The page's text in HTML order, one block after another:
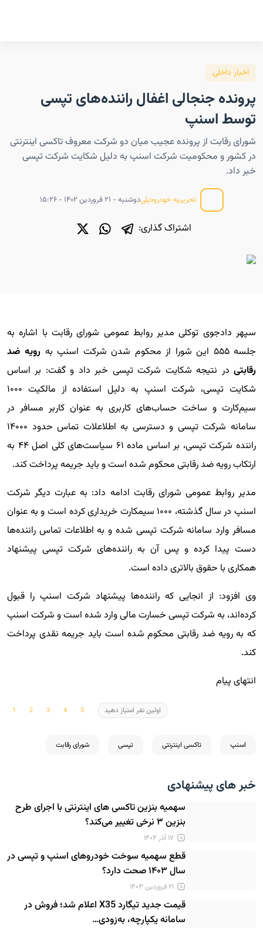
اخبار داخلی
پرونده جنجالی اغفال راننده‌های تپسی
توسط اسنپ
شورای رقابت از پرونده عجیب میان دو شرکت معروف تاکسی اینترنتی
در کشور و محکومیت شرکت اسنپ به دلیل شکایت شرکت تپسی
خبر داد.
تحریریه خودرودیلیدوشنبه - ۲۱ فروردین ۱۴۰۲ - ۱۵:۲۶
اشتراک گذاری:
سپهر دادجوی توکلی مدیر روابط عمومی شورای رقابت با اشاره به
جلسه ۵۵۵ این شورا از محکوم شدن شرکت اسنپ به
رویه ضد
رقابتی در نتیجه شکایت شرکت تپسی خبر داد و گفت: بر اساس
شکایت تپسی، شرکت اسنپ به دلیل استفاده از مالکیت ۱۰۰۰
سیم‌کارت و ساخت حساب‌های کاربری به عنوان کاربر مسافر در
سامانه شرکت تپسی و دسترسی به اطلاعلات تماس حدود ۱۴۰۰۰
راننده شرکت تپسی، بر اساس ماده ۶۱ سیاست‌های کلی اصل ۴۴ به
ارتکاب رویه ضد رقابتی محکوم شده است و باید جریمه پرداخت کند.
مدیر روابط عمومی شورای رقابت ادامه داد: به عبارت دیگر شرکت
اسنپ در سال گذشته، ۱۰۰۰ سیمکارت خریداری کرده است و به عنوان
مسافر وارد سامانه شرکت تپسی شده و به اطلاعات تماس راننده‌ها
دست پیدا کرده و پس آن به راننده‌های شرکت تپسی پیشنهاد
همکاری با حقوق بالاتری داده است.
وی افزود: از انجایی که راننده‌ها پیشنهاد شرکت اسنپ را قبول
کرده‌اند، به شرکت تپسی خسارت مالی وارد شده است و شرکت اسنپ
که به رویه ضد رقابتی محکوم شده است باید جریمه نقدی پرداخت
کند.
انتهای پیام
اولین نفر امتیاز دهید
اسنپ تاکسی اینترنتی تپسی شورای رقابت
خبر های پیشنهادی
سهمیه بنزین تاکسی‌ های اینترنتی با اجرای طرح
بنزین ۳ نرخی تغییر می‌کند؟
۱۷ آذر ۱۴۰۴
قطع سهمیه سوخت خودروهای اسنپ و تپسی در
سال ۱۴۰۳ صحت دارد؟
۲۱ فروردین ۱۴۰۳
قیمت جدید تیگارد X35 اعلام شد؛ فروش در
سامانه یکپارچه، به‌زودی…